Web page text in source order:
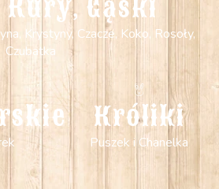
Gąski
Krystyny, Czacze, Koko, Rosoły,
Czubatka
Króliki
Puszek i Chanelka